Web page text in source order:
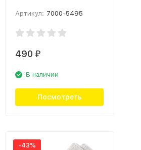
Чёрный
Артикул: 7000-5495
490₽
В наличии
Посмотреть
-43%